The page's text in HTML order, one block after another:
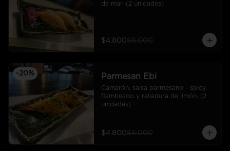
de mar. (2 unidades)
$4.800$6.000
-20% Parmesan Ebi
Camarón, salsa parmesano - spicy,
flambeado y ralladura de limón. (2
unidades)
$4.800$6.000